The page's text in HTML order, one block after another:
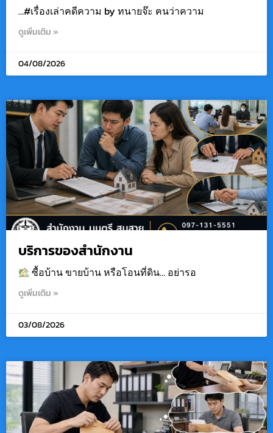
…#เรื่องเล่าคดีความ by ทนายจ๊ะ ฅนว่าความ
ดูเพิ่มเติม »
04/08/2026
บริการของสำนักงาน
ซื้อบ้าน ขายบ้าน หรือโอนที่ดิน… อย่ารอ
ดูเพิ่มเติม »
03/08/2026